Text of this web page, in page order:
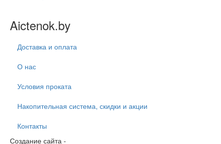
Aictenok.by
Доставка и оплата
О нас
Условия проката
Накопительная система, скидки и акции
Контакты
Создание сайта -